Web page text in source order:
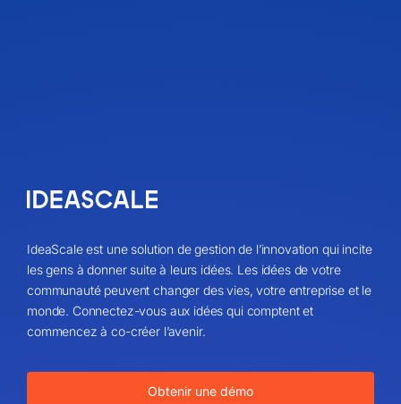
IdeaScale est une solution de gestion de l’innovation qui incite
les gens à donner suite à leurs idées. Les idées de votre
communauté peuvent changer des vies, votre entreprise et le
monde. Connectez-vous aux idées qui comptent et
commencez à co-créer l’avenir.
Obtenir une démo